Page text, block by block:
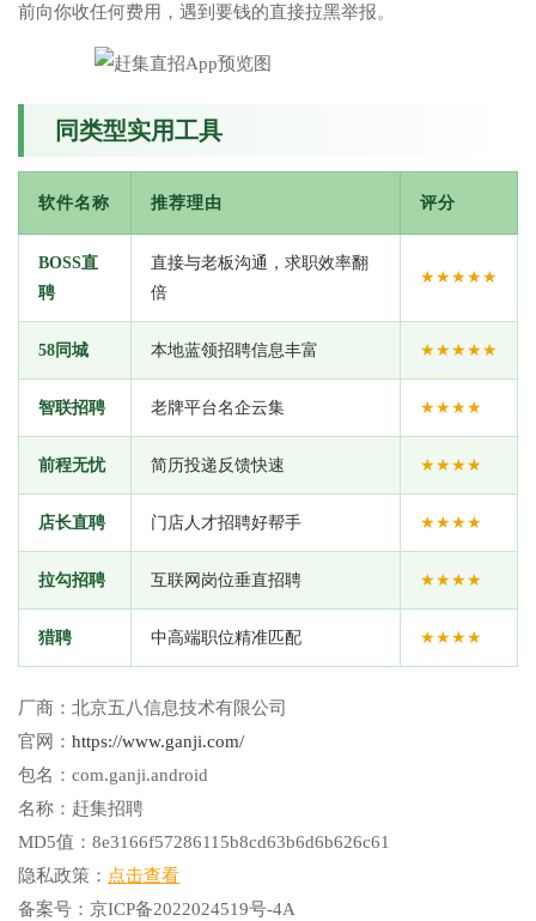
前向你收任何费用，遇到要钱的直接拉黑举报。
同类型实用工具
软件名称 推荐理由 评分
BOSS直
聘
直接与老板沟通，求职效率翻
倍
★★★★★
58同城 本地蓝领招聘信息丰富 ★★★★★
智联招聘 老牌平台名企云集 ★★★★
前程无忧 简历投递反馈快速 ★★★★
店长直聘 门店人才招聘好帮手 ★★★★
拉勾招聘 互联网岗位垂直招聘 ★★★★
猎聘 中高端职位精准匹配 ★★★★
厂商： 北京五八信息技术有限公司
官网： https://www.ganji.com/
包名： com.ganji.android
名称： 赶集招聘
MD5值： 8e3166f57286115b8cd63b6d6b626c61
隐私政策： 点击查看
备案号： 京ICP备2022024519号-4A